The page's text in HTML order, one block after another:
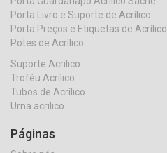
Porta Livro e Suporte de Acrílico
Porta Preços e Etiquetas de Acrílico
Potes de Acrílico
Suporte Acrilico
Troféu Acrílico
Tubos de Acrílico
Urna acrilico
Páginas